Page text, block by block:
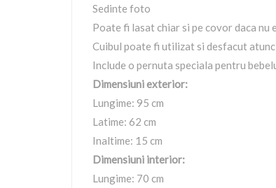
Sedinte foto
Poate fi lasat chiar si pe covor daca nu
Cuibul poate fi utilizat si desfacut
Include o pernuta speciala pentru
Dimensiuni exterior:
Lungime: 95 cm
Latime: 62 cm
Inaltime: 15 cm
Dimensiuni interior:
Lungime: 70 cm